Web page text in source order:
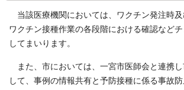
当該医療機関においては、ワクチン発注時及
ワクチン接種作業の各段階における確認など
してまいります。
また、市においては、一宮市医師会と連携
して、事例の情報共有と予防接種に係る事故